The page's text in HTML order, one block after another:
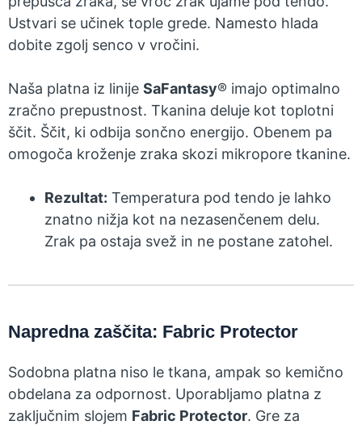
Ustvari se učinek tople grede. Namesto hlada
dobite zgolj senco v vročini.
Naša platna iz linije SaFantasy® imajo optimalno
zračno prepustnost. Tkanina deluje kot toplotni
ščit. Ščit, ki odbija sončno energijo. Obenem pa
omogoča kroženje zraka skozi mikropore tkanine.
Rezultat: Temperatura pod tendo je lahko
znatno nižja kot na nezasenčenem delu.
Zrak pa ostaja svež in ne postane zatohel.
Napredna zaščita: Fabric Protector
Sodobna platna niso le tkana, ampak so kemično
obdelana za odpornost. Uporabljamo platna z
zaključnim slojem Fabric Protector. Gre za